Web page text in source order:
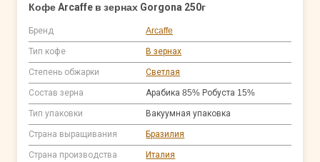
Кофе Arcaffe в зернах Gorgona 250г
Бренд Arcaffe
Тип кофе В зернах
Степень обжарки Светлая
Состав зерна Арабика 85% Робуста 15%
Тип упаковки Вакуумная упаковка
Страна выращивания Бразилия
Страна производства Италия